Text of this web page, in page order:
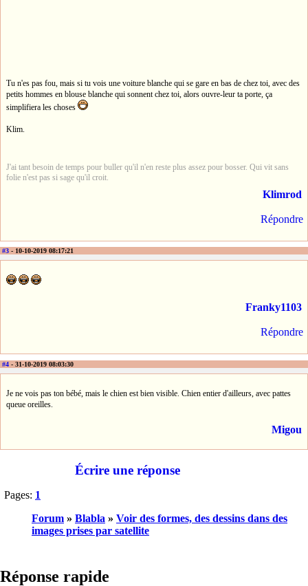
Tu n'es pas fou, mais si tu vois une voiture blanche qui se gare en bas de chez toi, avec des
petits hommes en blouse blanche qui sonnent chez toi, alors ouvre-leur ta porte, ça
simplifiera les choses
Klim.
J'ai tant besoin de temps pour buller qu'il n'en reste plus assez pour bosser. Qui vit sans
folie n'est pas si sage qu'il croit.
Klimrod
Répondre
#3 - 10-10-2019 08:17:21
Franky1103
Répondre
#4 - 31-10-2019 08:03:30
Je ne vois pas ton bébé, mais le chien est bien visible. Chien entier d'ailleurs, avec pattes
queue oreilles.
Migou
Écrire une réponse
Pages: 1
Forum » Blabla » Voir des formes, des dessins dans des
images prises par satellite
Réponse rapide